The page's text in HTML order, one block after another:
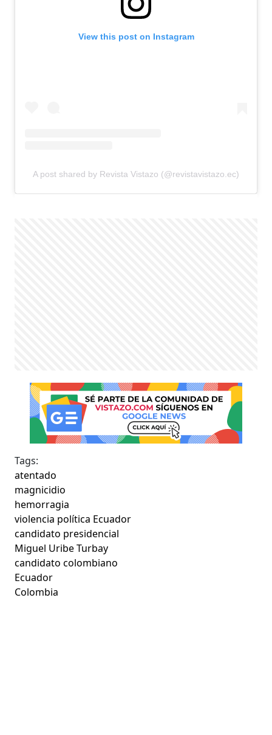
View this post on Instagram
A post shared by Revista Vistazo (@revistavistazo.ec)
Tags:
atentado
magnicidio
hemorragia
violencia política Ecuador
candidato presidencial
Miguel Uribe Turbay
candidato colombiano
Ecuador
Colombia